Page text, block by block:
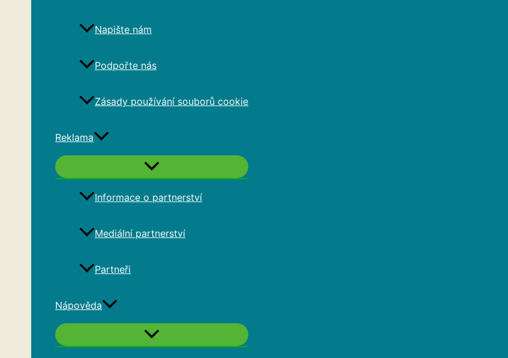
Napište nám
Podpořte nás
Zásady používání souborů cookie
Reklama
Informace o partnerství
Mediální partnerství
Partneři
Nápověda